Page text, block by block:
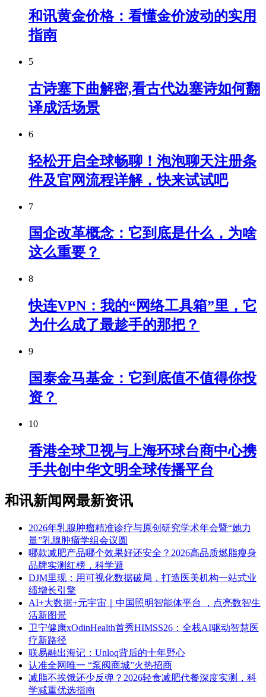
和讯黄金价格：看懂金价波动的实用
指南
5
古诗塞下曲解密,看古代边塞诗如何翻
译成活场景
6
轻松开启全球畅聊！泡泡聊天注册条
件及官网流程详解，快来试试吧
7
国企改革概念：它到底是什么，为啥
这么重要？
8
快连VPN：我的“网络工具箱”里，它
为什么成了最趁手的那把？
9
国泰金马基金：它到底值不值得你投
资？
10
香港全球卫视与上海环球台商中心携
手共创中华文明全球传播平台
和讯新闻网最新资讯
2026年乳腺肿瘤精准诊疗与原创研究学术年会暨“她力
量”乳腺肿瘤学组会议圆
​哪款减肥产品哪个效果好还安全？2026高品质燃脂瘦身
品牌实测红榜，科学避
DJM里现：用可视化数据破局，打造医美机构一站式业
绩增长引擎
AI+大数据+元宇宙｜中国照明智能体平台 ，点亮数智生
活新图景
卫宁健康xOdinHealth首秀HIMSS26：全栈AI驱动智慧医
疗新路径
联易融出海记：Unloq背后的十年野心
认准全网唯一 “泵阀商城”火热招商
减脂不挨饿还少反弹？2026轻食减肥代餐深度实测，科
学减重优选指南